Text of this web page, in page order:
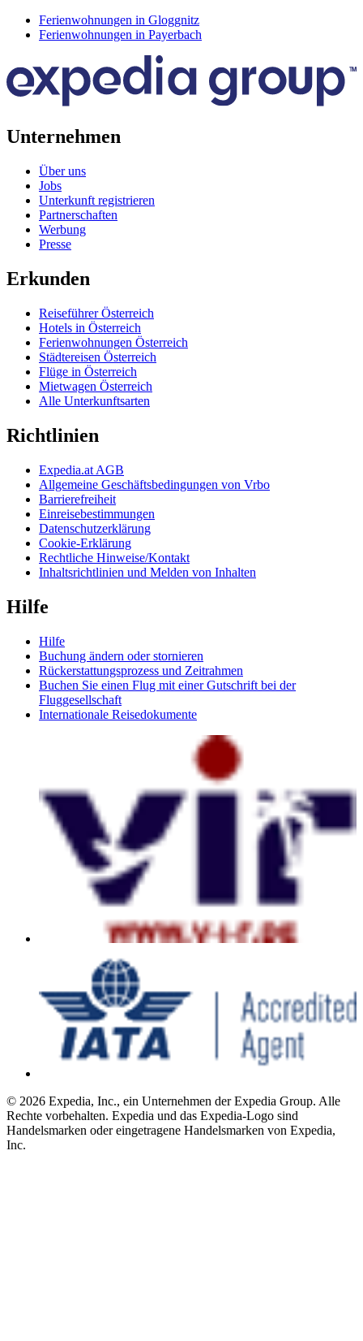
Ferienwohnungen in Gloggnitz
Ferienwohnungen in Payerbach
Unternehmen
Über uns
Jobs
Unterkunft registrieren
Partnerschaften
Werbung
Presse
Erkunden
Reiseführer Österreich
Hotels in Österreich
Ferienwohnungen Österreich
Städtereisen Österreich
Flüge in Österreich
Mietwagen Österreich
Alle Unterkunftsarten
Richtlinien
Expedia.at AGB
Allgemeine Geschäftsbedingungen von Vrbo
Barrierefreiheit
Einreisebestimmungen
Datenschutzerklärung
Cookie-Erklärung
Rechtliche Hinweise/Kontakt
Inhaltsrichtlinien und Melden von Inhalten
Hilfe
Hilfe
Buchung ändern oder stornieren
Rückerstattungsprozess und Zeitrahmen
Buchen Sie einen Flug mit einer Gutschrift bei der
Fluggesellschaft
Internationale Reisedokumente
© 2026 Expedia, Inc., ein Unternehmen der Expedia Group. Alle
Rechte vorbehalten. Expedia und das Expedia-Logo sind
Handelsmarken oder eingetragene Handelsmarken von Expedia,
Inc.